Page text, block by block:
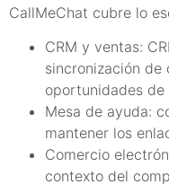
CallMeChat cubre lo
CRM y ventas:
sincronización
oportunidades de
Mesa de ayuda:
mantener los
Comercio
contexto del